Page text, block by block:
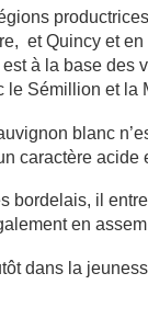
et Quincy et
à la base des
le Sémillion et la
blanc
caractère acide
bordelais, il
en
dans la